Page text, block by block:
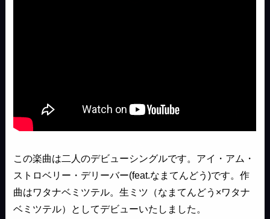
この楽曲は二人のデビューシングルです。アイ・アム・
ストロベリー・デリーバー(feat.なまてんどう)です。作
曲はワタナベミツテル。生ミツ（なまてんどう×ワタナ
ベミツテル）としてデビューいたしました。